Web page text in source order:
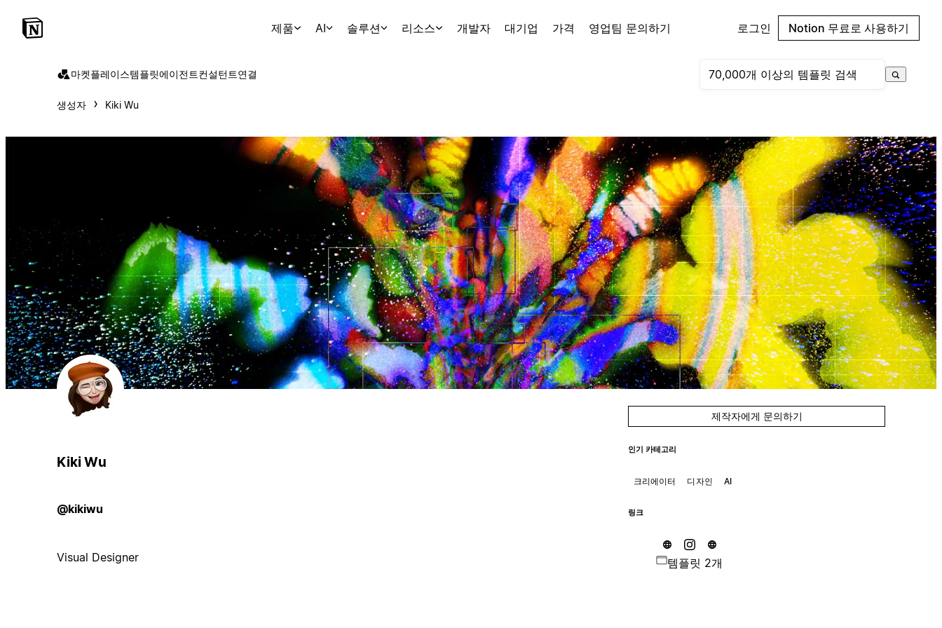
제품 AI 솔루션 리소스 개발자 대기업 가격 영업팀 문의하기 로그인 Notion 무료로 사용하기
마켓플레이스템플릿에이전트컨설턴트연결
생성자 Kiki Wu
Kiki Wu
@kikiwu
Visual Designer
제작자에게 문의하기
인기 카테고리
크리에이터 디자인 AI
링크
템플릿 2개